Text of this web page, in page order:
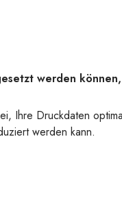
werden
Ihre Druckdaten
werden kann.